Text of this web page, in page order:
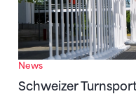
News
Schweizer